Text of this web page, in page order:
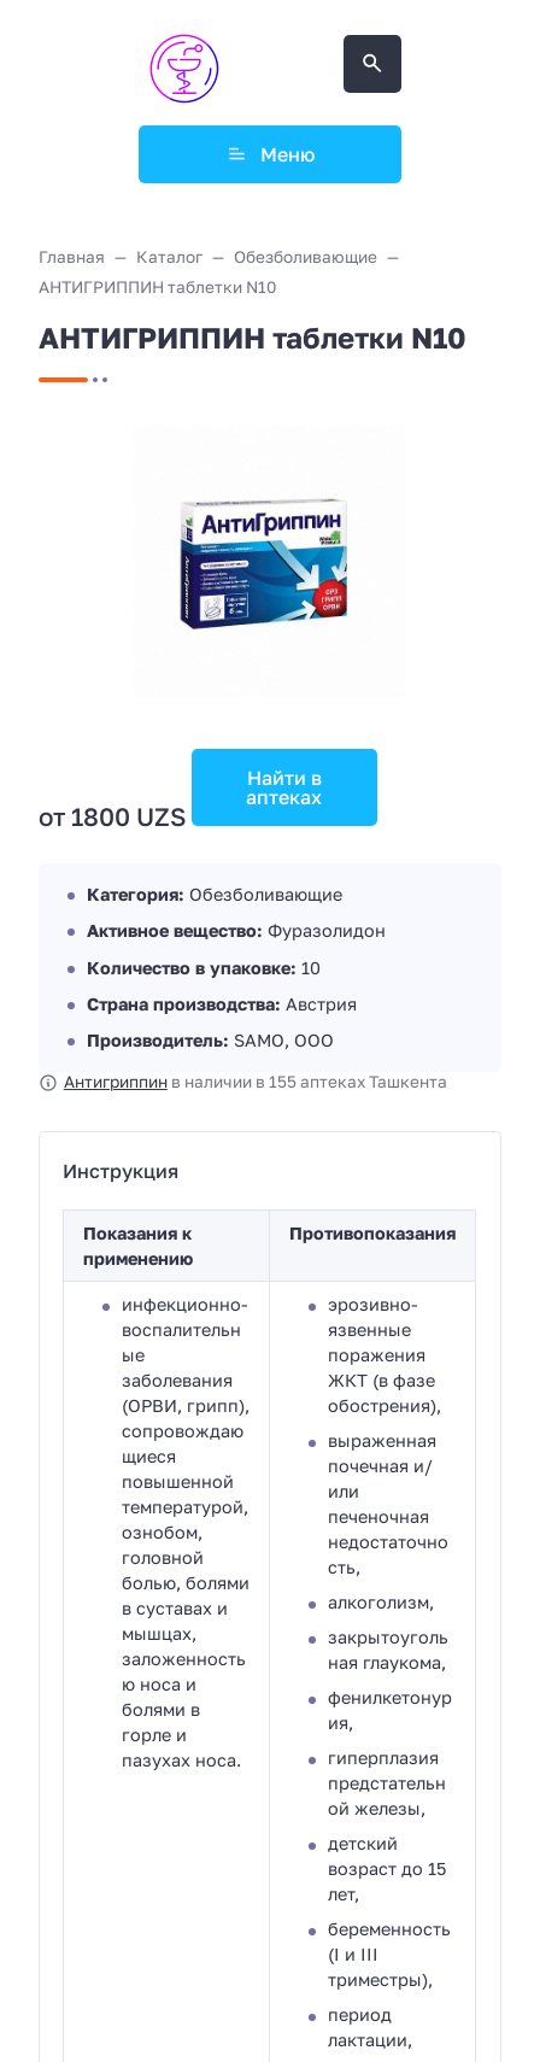
Меню
Главная Каталог
Обезболивающие
АНТИГРИППИН таблетки N10
АНТИГРИППИН таблетки N10
от 1800 UZS
Найти в
аптеках
Категория: Обезболивающие
Активное вещество: Фуразолидон
Количество в упаковке: 10
Страна производства: Австрия
Производитель: SAMO, OOO
Антигриппинв наличии в 155 аптеках Ташкента
Инструкция
Показания к
применению
Противопоказания
инфекционно-
воспалительн
ые
заболевания
(ОРВИ, грипп),
сопровождаю
щиеся
повышенной
температурой,
ознобом,
головной
болью, болями
в суставах и
мышцах,
заложенность
ю носа и
болями в
горле и
пазухах носа.
эрозивно-
язвенные
поражения
ЖКТ (в фазе
обострения),
выраженная
почечная и/
или
печеночная
недостаточно
сть,
алкоголизм,
закрытоуголь
ная глаукома,
фенилкетонур
ия,
гиперплазия
предстательн
ой железы,
детский
возраст до 15
лет,
беременность
(I и III
триместры),
период
лактации,